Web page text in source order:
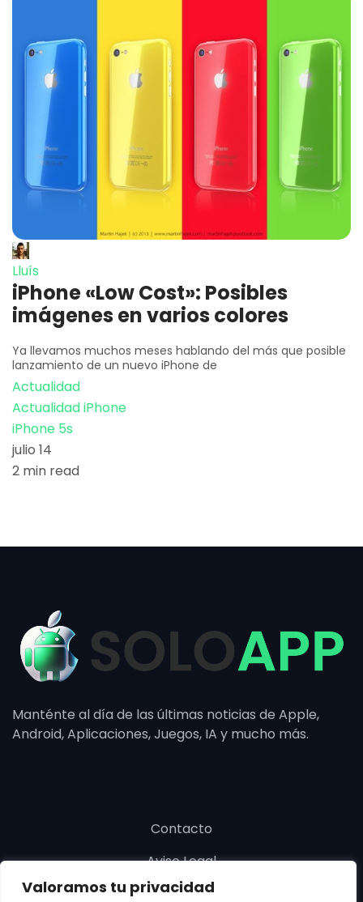
Valoramos tu privacidad
Lluís
iPhone «Low Cost»: Posibles
imágenes en varios colores
Ya llevamos muchos meses hablando del más que posible
lanzamiento de un nuevo iPhone de
Actualidad
Actualidad iPhone
iPhone 5s
julio 14
2 min read
Manténte al día de las últimas noticias de Apple,
Android, Aplicaciones, Juegos, IA y mucho más.
Contacto
Aviso Legal
Política de cookies